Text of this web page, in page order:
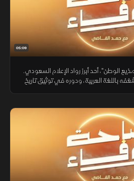
05:09
الوطن"، أحد أبرز رواد الإعلام السعودي.
باللغة العربية، ودوره في توثيق تاريخ